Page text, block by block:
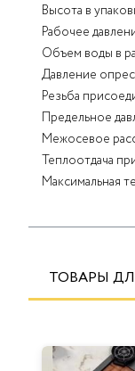
Высота в
Рабочее
Объем воды в
Давление
Резьба
Предельное
Межосевое
Теплоотдача
Максимальная
ТОВАРЫ